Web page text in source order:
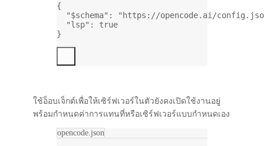
{
"$schema" :
"https://opencode.ai/
"lsp" : true
}
ใช้อ็อบเจ็กต์เพื่อให้เซิร์ฟเวอร์ในตัวยังคงเปิดใช้งานอยู่
พร้อมกำหนดค่าการแทนที่หรือเซิร์ฟเวอร์แบบกำหนดเอง
opencode.json